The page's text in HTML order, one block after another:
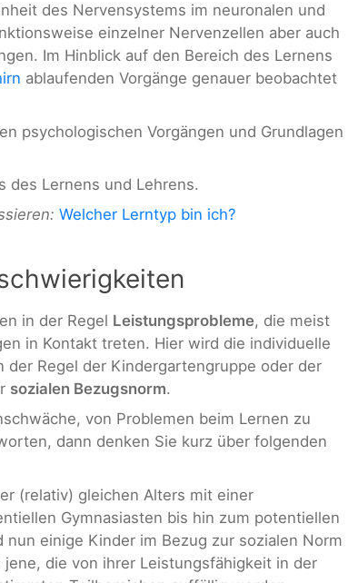
des Nervensystems im neuronalen und
einzelner Nervenzellen aber auch
Im Hinblick auf den Bereich des Lernens
ablaufenden Vorgänge genauer beobachtet
psychologischen Vorgängen und Grundlagen
des Lernens und Lehrens.
Welcher Lerntyp bin ich?
in der Regel Leistungsprobleme, die meist
in Kontakt treten. Hier wird die individuelle
Regel der Kindergartengruppe oder der
sozialen Bezugsnorm.
von Problemen beim Lernen zu
dann denken Sie kurz über folgenden
(relativ) gleichen Alters mit einer
Gymnasiasten bis hin zum potentiellen
einige Kinder im Bezug zur sozialen Norm
die von ihrer Leistungsfähigkeit in der